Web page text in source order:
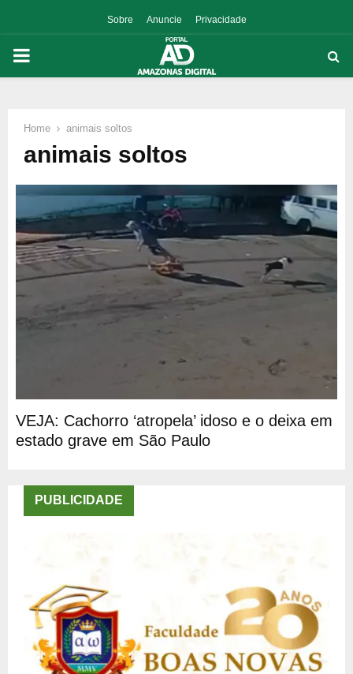
Sobre Anuncie Privacidade
PRIMARY
Home animais soltos
animais soltos
VEJA: Cachorro ‘atropela’ idoso e o deixa em
estado grave em São Paulo
PUBLICIDADE